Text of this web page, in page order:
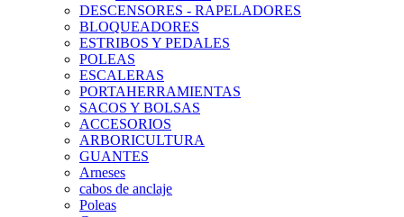
DESCENSORES - RAPELADORES
BLOQUEADORES
ESTRIBOS Y PEDALES
POLEAS
ESCALERAS
PORTAHERRAMIENTAS
SACOS Y BOLSAS
ACCESORIOS
ARBORICULTURA
GUANTES
Arneses
cabos de anclaje
Poleas